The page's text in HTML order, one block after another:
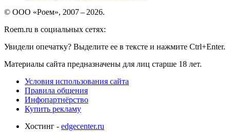
© ООО «Роем», 2007 – 2026.
Roem.ru в социальных сетях:
Увидели опечатку? Выделите ее в тексте и нажмите Ctrl+Enter.
Материалы сайта предназначены для лиц старше 18 лет.
Условия использования сайта
Правила общения
Инфопартнёрство
Купить рекламу
Хостинг - edgecenter.ru